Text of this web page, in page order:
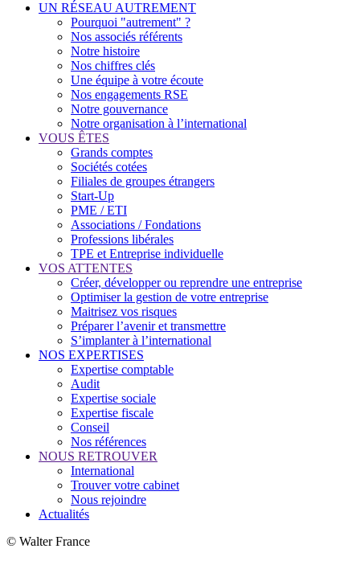
UN RÉSEAU AUTREMENT
Pourquoi "autrement" ?
Nos associés référents
Notre histoire
Nos chiffres clés
Une équipe à votre écoute
Nos engagements RSE
Notre gouvernance
Notre organisation à l’international
VOUS ÊTES
Grands comptes
Sociétés cotées
Filiales de groupes étrangers
Start-Up
PME / ETI
Associations / Fondations
Professions libérales
TPE et Entreprise individuelle
VOS ATTENTES
Créer, développer ou reprendre une entreprise
Optimiser la gestion de votre entreprise
Maitrisez vos risques
Préparer l’avenir et transmettre
S’implanter à l’international
NOS EXPERTISES
Expertise comptable
Audit
Expertise sociale
Expertise fiscale
Conseil
Nos références
NOUS RETROUVER
International
Trouver votre cabinet
Nous rejoindre
Actualités
© Walter France